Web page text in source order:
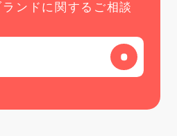
ンドに関するご相談